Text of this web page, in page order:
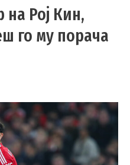
на Рој Кин,
го му порача